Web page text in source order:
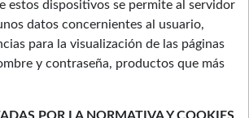
estos dispositivos se permite al servidor
datos concernientes al usuario,
para la visualización de las páginas
y contraseña, productos que más